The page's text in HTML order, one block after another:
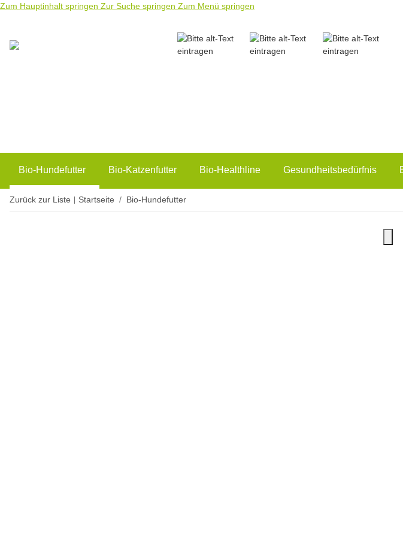
Zum Hauptinhalt springen Zur Suche springen Zum Menü springen
Bio-Hundefutter Bio-Katzenfutter Bio-Healthline Gesundheitsbedürfnis
Zurück zur Liste Startseite Bio-Hundefutter